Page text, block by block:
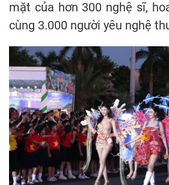
mặt của hơn 300 nghệ sĩ,
cùng 3.000 người yêu nghệ